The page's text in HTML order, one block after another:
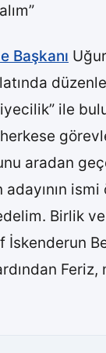
Başkanı
ile
herkese
aradan
adayının
Birlik
İskenderun